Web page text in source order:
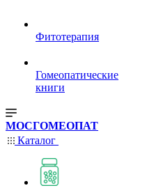
Фитотерапия
Гомеопатические
книги
МОСГОМЕОПАТ
Каталог